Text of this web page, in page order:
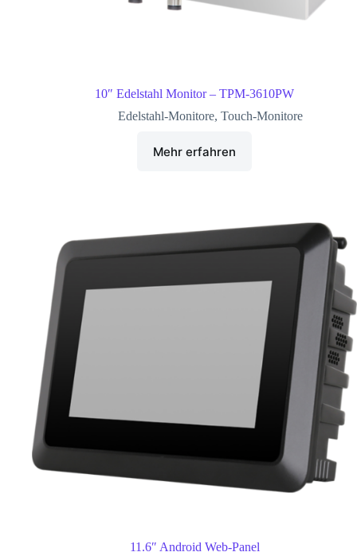
10″ Edelstahl Monitor – TPM-3610PW
Edelstahl-Monitore, Touch-Monitore
Mehr erfahren
11.6″ Android Web-Panel